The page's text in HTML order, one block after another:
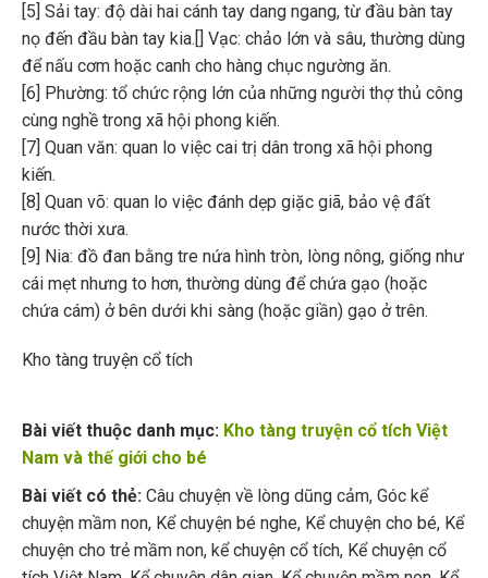
[5] Sải tay: độ dài hai cánh tay dang ngang, từ đầu bàn tay
nọ đến đầu bàn tay kia.[] Vạc: chảo lớn và sâu, thường dùng
để nấu cơm hoặc canh cho hàng chục ngường ăn.
[6] Phường: tổ chức rộng lớn của những người thợ thủ công
cùng nghề trong xã hội phong kiến.
[7] Quan văn: quan lo việc cai trị dân trong xã hội phong
kiến.
[8] Quan võ: quan lo việc đánh dẹp giặc giã, bảo vệ đất
nước thời xưa.
[9] Nia: đồ đan bằng tre nứa hình tròn, lòng nông, giống như
cái mẹt nhưng to hơn, thường dùng để chứa gạo (hoặc
chứa cám) ở bên dưới khi sàng (hoặc giần) gạo ở trên.
Kho tàng truyện cổ tích
Bài viết thuộc danh mục: Kho tàng truyện cổ tích Việt
Nam và thế giới cho bé
Bài viết có thẻ: Câu chuyện về lòng dũng cảm, Góc kể
chuyện mầm non, Kể chuyện bé nghe, Kể chuyện cho bé, Kể
chuyện cho trẻ mầm non, kể chuyện cổ tích, Kể chuyện cổ